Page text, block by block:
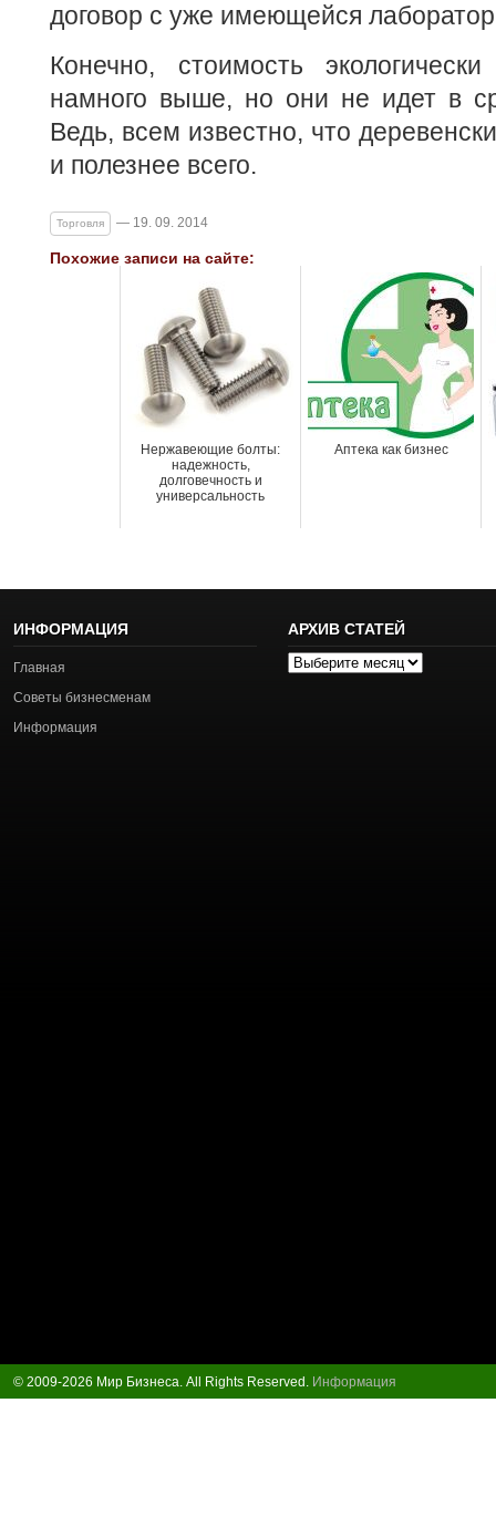
договор с уже имеющейся
Конечно, стоимость
намного выше, но они не идет в
Ведь, всем известно, что
и полезнее всего.
Торговля — 19. 09. 2014
Похожие записи на сайте:
Нержавеющие болты:
надежность,
долговечность и
универсальность
Аптека как бизнес
ИНФОРМАЦИЯ
Главная
Советы бизнесменам
Информация
АРХИВ СТАТЕЙ
Архив
© 2009-2026 Мир Бизнеса. All Rights Reserved. Информация